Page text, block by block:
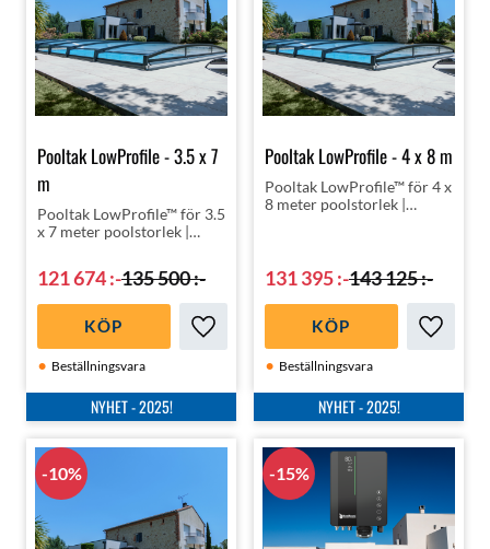
Pooltak LowProfile - 3.5 x 7
m
Pooltak LowProfile™ för 3.5
x 7 meter poolstorlek |
upp till 10 års garanti | Hög
isoleringsklass
121 674:-135 500:-
NYHET - 2025!
Lägg till i favoriter
Beställningsvara
KÖP
Pooltak LowProfile - 4 x 8 m
Pooltak LowProfile™ för 4 x
8 meter poolstorlek |
isoleringsklass
131 395:-143 125:-
NYHET - 2025!
Lägg
Beställningsvara
KÖP
10% 15%